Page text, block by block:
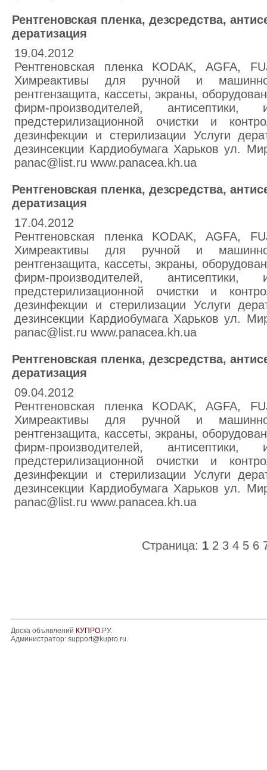
Рентгеновская пленка, дезсредства,
дератизация
19.04.2012
Рентгеновская пленка KODAK,
Химреактивы для ручной и
рентгензащита, кассеты, экраны,
фирм-производителей, антисептики,
предстерилизационной очистки и
дезинфекции и стерилизации Услуги
дезинсекции Кардиобумага Харьков ул.
panac@list.ru www.panacea.kh.ua
Рентгеновская пленка, дезсредства,
дератизация
17.04.2012
Рентгеновская пленка KODAK,
Химреактивы для ручной и
рентгензащита, кассеты, экраны,
фирм-производителей, антисептики,
предстерилизационной очистки и
дезинфекции и стерилизации Услуги
дезинсекции Кардиобумага Харьков ул.
panac@list.ru www.panacea.kh.ua
Рентгеновская пленка, дезсредства,
дератизация
09.04.2012
Рентгеновская пленка KODAK,
Химреактивы для ручной и
рентгензащита, кассеты, экраны,
фирм-производителей, антисептики,
предстерилизационной очистки и
дезинфекции и стерилизации Услуги
дезинсекции Кардиобумага Харьков ул.
panac@list.ru www.panacea.kh.ua
Страница: 1 2 3 4 5 6
Доска объявлений КУПРО.РУ.
Администратор: support@kupro.ru.